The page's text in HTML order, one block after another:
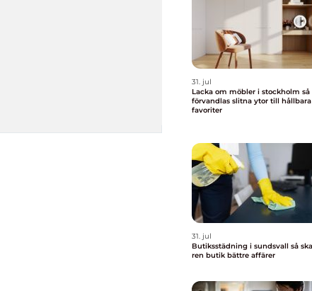
31. jul
Lacka om möbler i stockholm så
förvandlas slitna ytor till hållbara
favoriter
31. jul
Butiksstädning i sundsvall så skapar
ren butik bättre affärer